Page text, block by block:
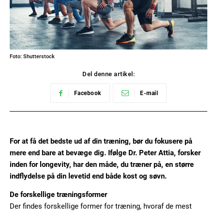
Foto: Shutterstock
Del denne artikel:
Facebook E-mail
For at få det bedste ud af din træning, bør du fokusere på
mere end bare at bevæge dig. Ifølge Dr. Peter Attia, forsker
inden for longevity, har den måde, du træner på, en større
indflydelse på din levetid end både kost og søvn.
De forskellige træningsformer
Der findes forskellige former for træning, hvoraf de mest